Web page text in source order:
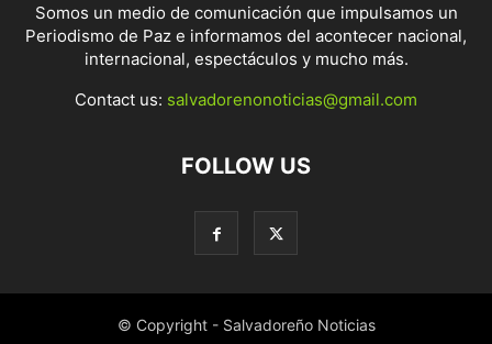
Somos un medio de comunicación que impulsamos un
Periodismo de Paz e informamos del acontecer nacional,
internacional, espectáculos y mucho más.
Contact us: salvadorenonoticias@gmail.com
FOLLOW US
© Copyright - Salvadoreño Noticias